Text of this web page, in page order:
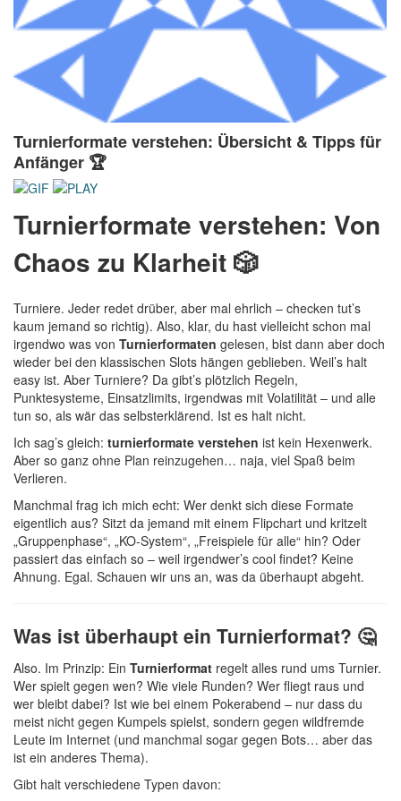
Turnierformate verstehen: Übersicht & Tipps für
Anfänger 🏆
Turnierformate verstehen: Von
Chaos zu Klarheit 🎲
Turniere. Jeder redet drüber, aber mal ehrlich – checken tut’s
kaum jemand so richtig). Also, klar, du hast vielleicht schon mal
irgendwo was von Turnierformaten gelesen, bist dann aber doch
wieder bei den klassischen Slots hängen geblieben. Weil’s halt
easy ist. Aber Turniere? Da gibt’s plötzlich Regeln,
Punktesysteme, Einsatzlimits, irgendwas mit Volatilität – und alle
tun so, als wär das selbsterklärend. Ist es halt nicht.
Ich sag’s gleich: turnierformate verstehen ist kein Hexenwerk.
Aber so ganz ohne Plan reinzugehen… naja, viel Spaß beim
Verlieren.
Manchmal frag ich mich echt: Wer denkt sich diese Formate
eigentlich aus? Sitzt da jemand mit einem Flipchart und kritzelt
„Gruppenphase“, „KO-System“, „Freispiele für alle“ hin? Oder
passiert das einfach so – weil irgendwer’s cool findet? Keine
Ahnung. Egal. Schauen wir uns an, was da überhaupt abgeht.
Was ist überhaupt ein Turnierformat? 🤔
Also. Im Prinzip: Ein Turnierformat regelt alles rund ums Turnier.
Wer spielt gegen wen? Wie viele Runden? Wer fliegt raus und
wer bleibt dabei? Ist wie bei einem Pokerabend – nur dass du
meist nicht gegen Kumpels spielst, sondern gegen wildfremde
Leute im Internet (und manchmal sogar gegen Bots… aber das
ist ein anderes Thema).
Gibt halt verschiedene Typen davon: